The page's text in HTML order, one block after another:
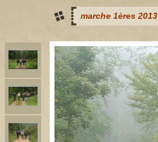
marche 1ères 2013